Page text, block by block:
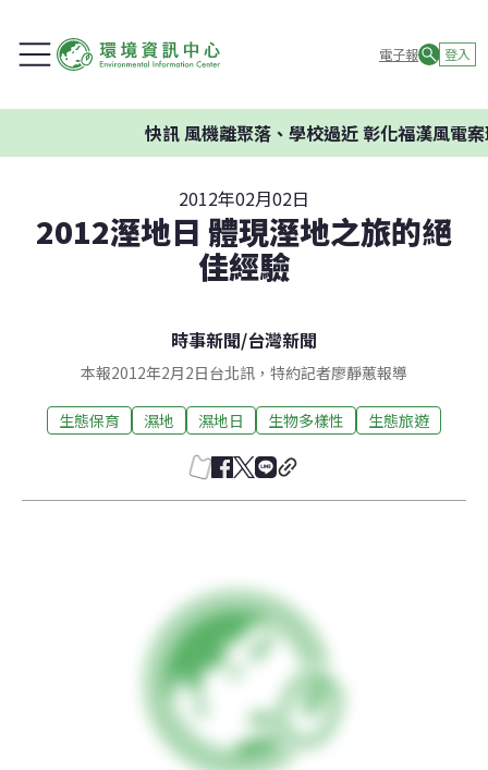
電子報 登入
風機離聚落、學校過近 彰化福漢風電案環委
2012年02月02日
2012溼地日 體現溼地之旅的絕
佳經驗
時事新聞/台灣新聞
本報2012年2月2日台北訊，特約記者廖靜蕙報導
生態保育 濕地 濕地日 生物多樣性 生態旅遊